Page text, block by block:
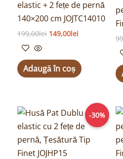
elastic + 2 fețe de pernă
140×200 cm JOJTC14010
199,00lei 149,00lei
Adaugă în coș
-30%
Prețul
inițial
a
fost:
99,00lei.
Prețul
curent
este:
69,00lei.